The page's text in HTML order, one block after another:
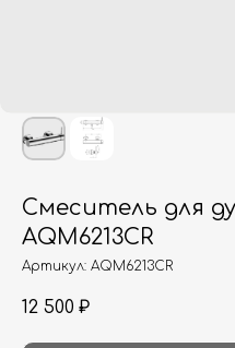
Смеситель для
AQM6213CR
Артикул: AQM6213CR
12 500 ₽